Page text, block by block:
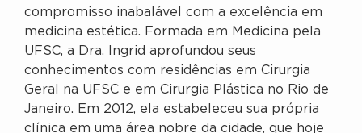
compromisso inabalável com a excelência em
medicina estética. Formada em Medicina pela
UFSC, a Dra. Ingrid aprofundou seus
conhecimentos com residências em Cirurgia
Geral na UFSC e em Cirurgia Plástica no Rio de
Janeiro. Em 2012, ela estabeleceu sua própria
clínica em uma área nobre da cidade, que hoje